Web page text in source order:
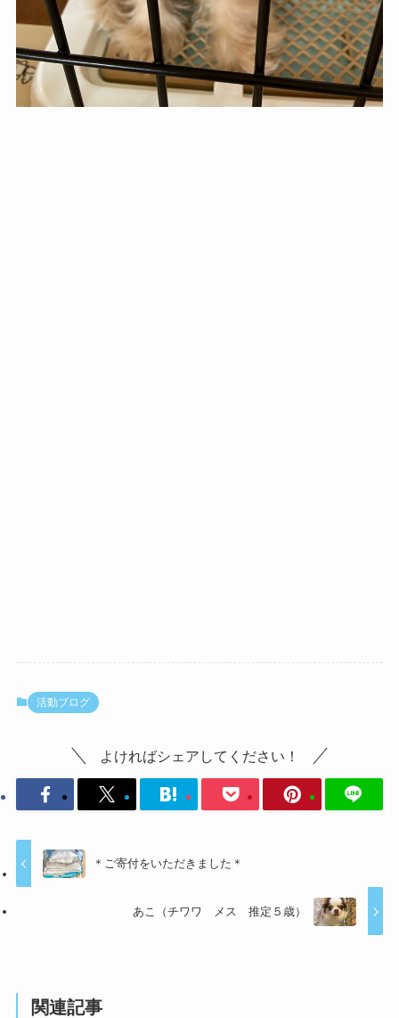
活動ブログ
よければシェアしてください！
＊ご寄付をいただきました＊
あこ（チワワ メス 推定５歳）
関連記事